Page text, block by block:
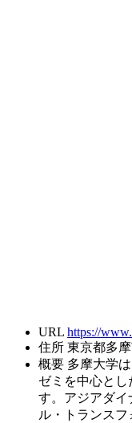
URL https://
住所 東京都多
概要 多摩大学
ゼミを中心と
す。アジアダイ
ル・トランス